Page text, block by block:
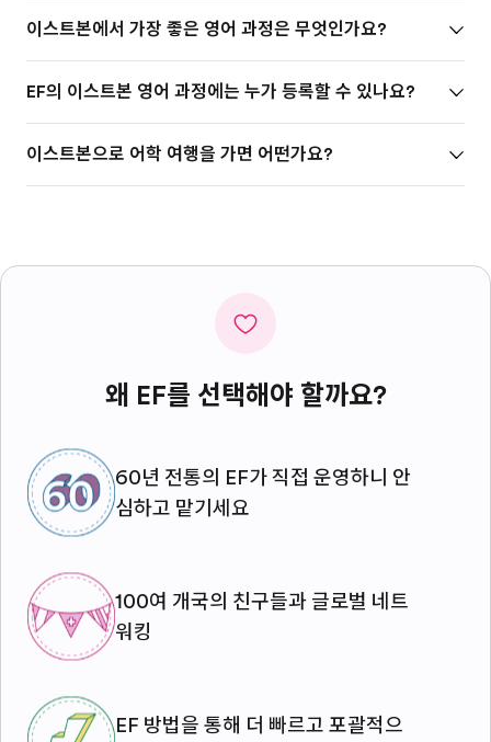
이스트본에서 가장 좋은 영어 과정은 무엇인가요?
EF의 이스트본 영어 과정에는 누가 등록할 수 있나요?
이스트본으로 어학 여행을 가면 어떤가요?
왜 EF를 선택해야 할까요?
60년 전통의 EF가 직접 운영하니 안
심하고 맡기세요
100여 개국의 친구들과 글로벌 네트
워킹
EF 방법을 통해 더 빠르고 포괄적으